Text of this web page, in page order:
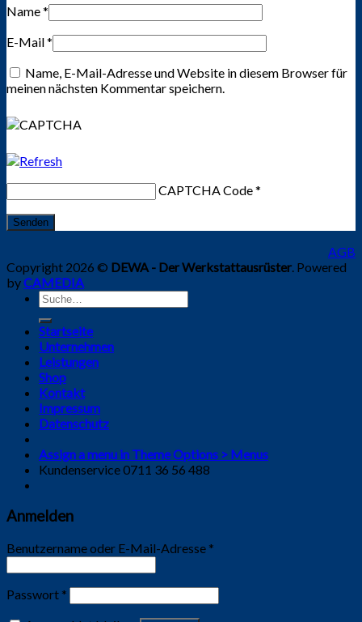
Name*
E-Mail*
Name, E-Mail-Adresse und Website in diesem Browser für
meinen nächsten Kommentar speichern.
CAPTCHA Code*
AGB
Copyright 2026 © DEWA - Der Werkstattausrüster . Powered
byCAMEDIA
Suche
nach:
Startseite
Unternehmen
Leistungen
Shop
Kontakt
Impressum
Datenschutz
Assign a menu in Theme Options > Menus
Kundenservice 0711 36 56 488
Anmelden
Benutzername oder E-Mail-Adresse *
Passwort *